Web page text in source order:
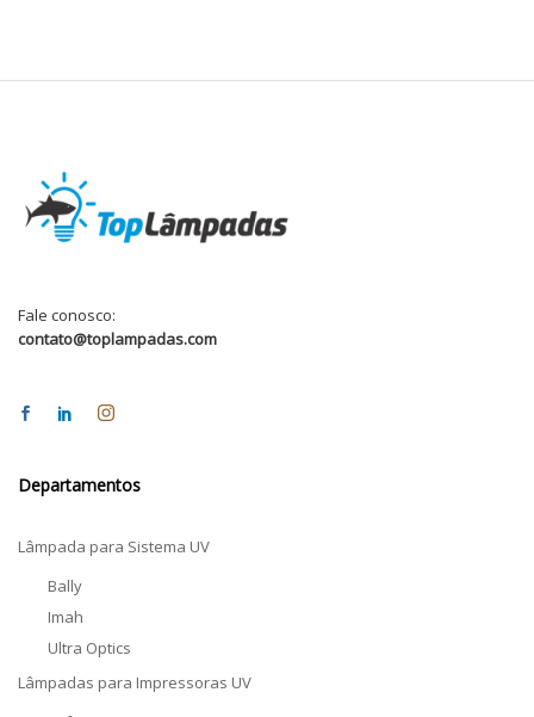
Fale conosco:
contato@toplampadas.com
Departamentos
Lâmpada para Sistema UV
Bally
Imah
Ultra Optics
Lâmpadas para Impressoras UV